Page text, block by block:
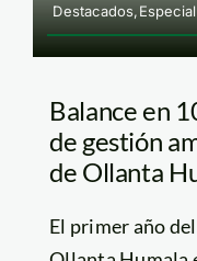
Balance en
de gestión
de Ollanta
El primer año